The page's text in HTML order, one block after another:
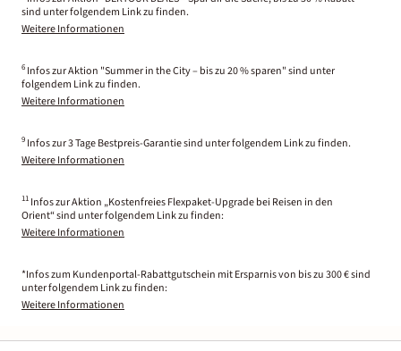
sind unter folgendem Link zu finden.
Weitere Informationen
6 Infos zur Aktion "Summer in the City – bis zu 20 % sparen" sind unter
folgendem Link zu finden.
Weitere Informationen
9 Infos zur 3 Tage Bestpreis-Garantie sind unter folgendem Link zu finden.
Weitere Informationen
11 Infos zur Aktion „Kostenfreies Flexpaket-Upgrade bei Reisen in den
Orient“ sind unter folgendem Link zu finden:
Weitere Informationen
*Infos zum Kundenportal-Rabattgutschein mit Ersparnis von bis zu 300 € sind
unter folgendem Link zu finden:
Weitere Informationen